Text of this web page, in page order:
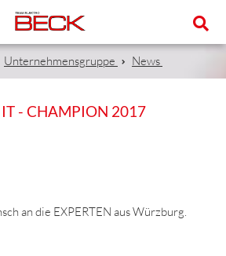
Unternehmensgruppe News
- CHAMPION 2017
an die EXPERTEN aus Würzburg.